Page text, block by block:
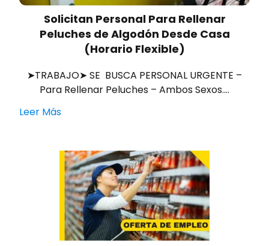
Solicitan Personal Para Rellenar
Peluches de Algodón Desde Casa
(Horario Flexible)
➤TRABAJO➤ SE BUSCA PERSONAL URGENTE –
Para Rellenar Peluches – Ambos Sexos.…
Leer Más